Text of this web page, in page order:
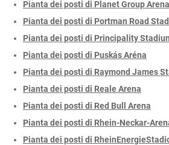
Pianta dei posti di Planet Group Arena
Pianta dei posti di Portman Road
Pianta dei posti di Principality
Pianta dei posti di Puskás Aréna
Pianta dei posti di Raymond James
Pianta dei posti di Reale Arena
Pianta dei posti di Red Bull Arena
Pianta dei posti di Rhein-Neckar-
Pianta dei posti di